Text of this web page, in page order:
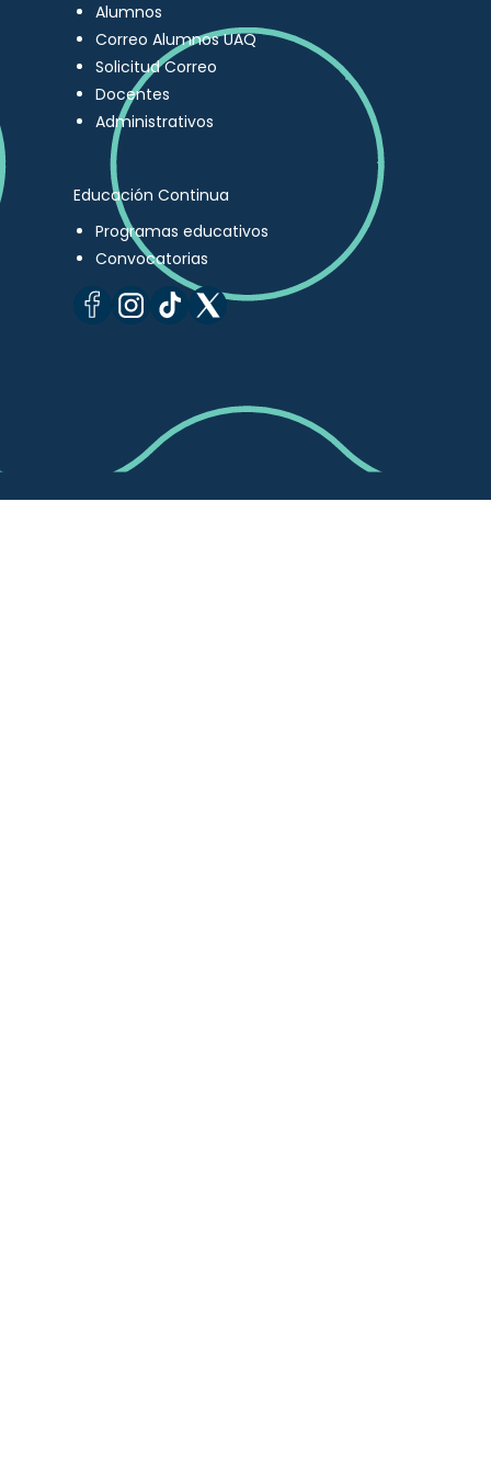
Alumnos
Correo Alumnos UAQ
Solicitud Correo
Docentes
Administrativos
Educación Continua
Programas educativos
Convocatorias